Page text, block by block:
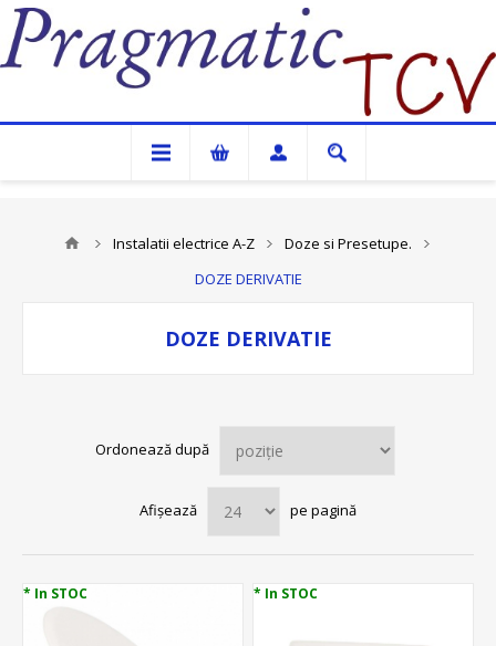
Pragmatic TCV
Instalatii electrice A-Z
Doze si Presetupe.
DOZE DERIVATIE
DOZE DERIVATIE
Ordonează după
Afișează pe pagină
* In STOC * In STOC